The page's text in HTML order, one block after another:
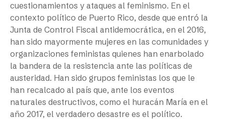
cuestionamientos y ataques al feminismo. En el
contexto político de Puerto Rico, desde que entró la
Junta de Control Fiscal antidemocrática, en el 2016,
han sido mayormente mujeres en las comunidades y
organizaciones feministas quienes han enarbolado
la bandera de la resistencia ante las políticas de
austeridad. Han sido grupos feministas los que le
han recalcado al país que, ante los eventos
naturales destructivos, como el huracán María en el
año 2017, el verdadero desastre es el político.